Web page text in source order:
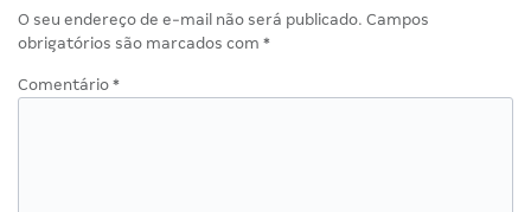
O seu endereço de e-mail não será publicado. Campos
obrigatórios são marcados com *
Comentário *